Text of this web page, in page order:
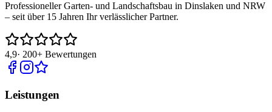
Professioneller Garten- und Landschaftsbau in Dinslaken und NRW
– seit über 15 Jahren Ihr verlässlicher Partner.
4,9· 200+ Bewertungen
Leistungen